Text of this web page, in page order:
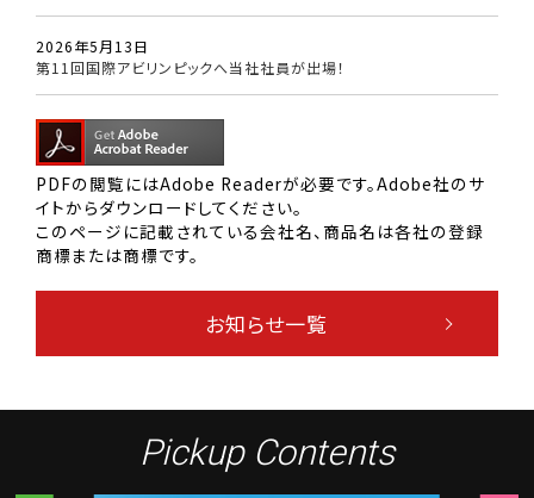
2026年5月13日
第11回国際アビリンピックへ当社社員が出場！
PDFの閲覧にはAdobe Readerが必要です。Adobe社のサ
イトからダウンロードしてください。
このページに記載されている会社名、商品名は各社の登録
商標または商標です。
お知らせ一覧
Pickup Contents